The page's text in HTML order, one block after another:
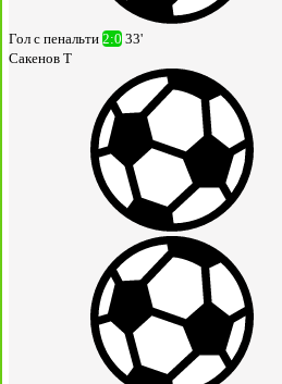
Гол с пенальти 2:0 33'
Сакенов Т